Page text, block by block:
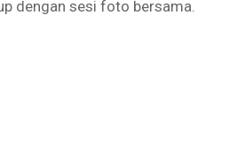
dengan sesi foto bersama.